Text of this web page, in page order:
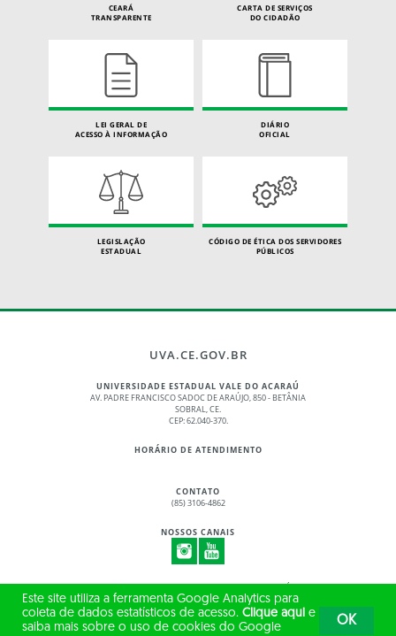
CEARÁ
TRANSPARENTE
CARTA DE SERVIÇOS
DO CIDADÃO
LEI GERAL DE
ACESSO À INFORMAÇÃO
DIÁRIO
OFICIAL
LEGISLAÇÃO
ESTADUAL
CÓDIGO DE ÉTICA DOS SERVIDORES
PÚBLICOS
UVA.CE.GOV.BR
UNIVERSIDADE ESTADUAL VALE DO ACARAÚ
AV. PADRE FRANCISCO SADOC DE ARAÚJO, 850 - BETÂNIA
SOBRAL, CE.
CEP: 62.040-370.
HORÁRIO DE ATENDIMENTO
CONTATO
(85) 3106-4862
NOSSOS CANAIS
© 2017 - 2026 – GOVERNO DO ESTADO DO CEARÁ
TODOS OS DIREITOS RESERVADOS
Este site utiliza a ferramenta Google Analytics para
coleta de dados estatísticos de acesso. Clique aqui e
saiba mais sobre o uso de cookies do Google
OK